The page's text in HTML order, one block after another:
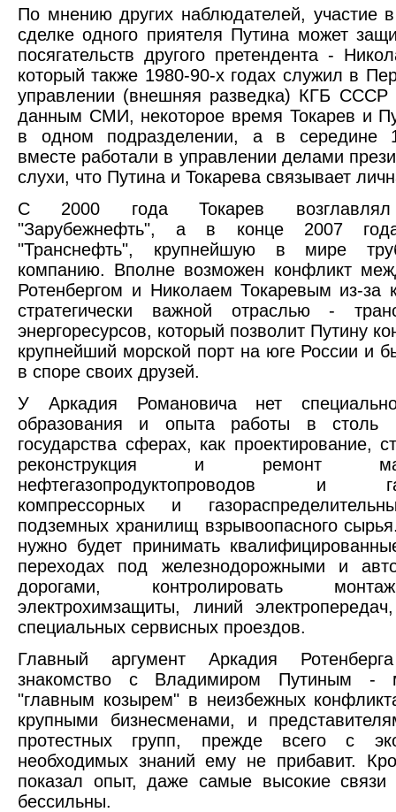
По мнению других наблюдателей, участие
сделке одного приятеля Путина может
посягательств другого претендента -
который также 1980-90-х годах служил в
управлении (внешняя разведка) КГБ
данным СМИ, некоторое время Токарев и
в одном подразделении, а в середине
вместе работали в управлении делами
слухи, что Путина и Токарева связывает
С 2000 года Токарев
"Зарубежнефть", а в конце 2007
"Транснефть", крупнейшую в мире
компанию. Вполне возможен конфликт
Ротенбергом и Николаем Токаревым из-за
стратегически важной отраслью -
энергоресурсов, который позволит Путину
крупнейший морской порт на юге России и
в споре своих друзей.
У Аркадия Романовича нет
образования и опыта работы в столь
государства сферах, как проектирование,
реконструкция и ремонт
нефтегазопродуктопроводов и
компрессорных и
подземных хранилищ взрывоопасного
нужно будет принимать
переходах под железнодорожными и
дорогами, контролировать
электрохимзащиты, линий
специальных сервисных проездов.
Главный аргумент Аркадия
знакомство с Владимиром Путиным -
"главным козырем" в неизбежных
крупными бизнесменами, и
протестных групп, прежде всего с
необходимых знаний ему не прибавит.
показал опыт, даже самые высокие связи
бессильны.